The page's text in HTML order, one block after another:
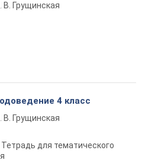
В. Грущинская
4 класс
В. Грущинская
Тетрадь для тематического